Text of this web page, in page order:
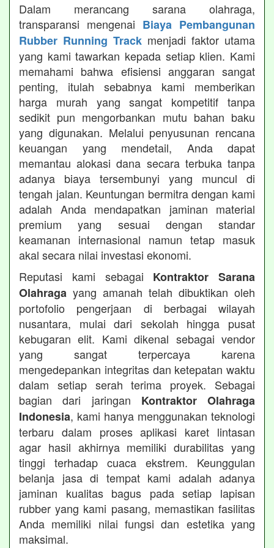
Dalam merancang sarana olahraga,
transparansi mengenai Biaya Pembangunan
Rubber Running Track menjadi faktor utama
yang kami tawarkan kepada setiap klien. Kami
memahami bahwa efisiensi anggaran sangat
penting, itulah sebabnya kami memberikan
harga murah yang sangat kompetitif tanpa
sedikit pun mengorbankan mutu bahan baku
yang digunakan. Melalui penyusunan rencana
keuangan yang mendetail, Anda dapat
memantau alokasi dana secara terbuka tanpa
adanya biaya tersembunyi yang muncul di
tengah jalan. Keuntungan bermitra dengan kami
adalah Anda mendapatkan jaminan material
premium yang sesuai dengan standar
keamanan internasional namun tetap masuk
akal secara nilai investasi ekonomi.
Reputasi kami sebagai Kontraktor Sarana
Olahraga yang amanah telah dibuktikan oleh
portofolio pengerjaan di berbagai wilayah
nusantara, mulai dari sekolah hingga pusat
kebugaran elit. Kami dikenal sebagai vendor
yang sangat terpercaya karena
mengedepankan integritas dan ketepatan waktu
dalam setiap serah terima proyek. Sebagai
bagian dari jaringan Kontraktor Olahraga
Indonesia, kami hanya menggunakan teknologi
terbaru dalam proses aplikasi karet lintasan
agar hasil akhirnya memiliki durabilitas yang
tinggi terhadap cuaca ekstrem. Keunggulan
belanja jasa di tempat kami adalah adanya
jaminan kualitas bagus pada setiap lapisan
rubber yang kami pasang, memastikan fasilitas
Anda memiliki nilai fungsi dan estetika yang
maksimal.